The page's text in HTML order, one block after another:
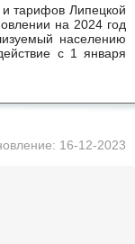
на 2024 год
населению
с 1 января
16-12-2023